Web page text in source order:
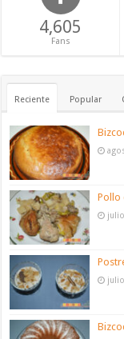
4,605
Fans
Reciente Popular
Pollo